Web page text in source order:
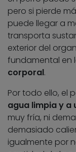
pero si pierde
puede llegar a
transporta
exterior del
fundamental en
corporal.
Por todo ello, el
agua limpia y
muy fría, ni
demasiado
igualmente por